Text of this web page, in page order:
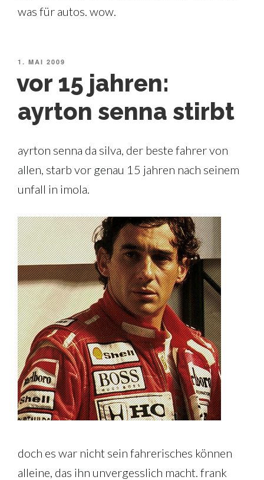
was für autos. wow.
VERÖFFENTLICHT
1. MAI 2009
vor 15 jahren:
ayrton senna stirbt
ayrton senna da silva, der beste fahrer von
allen, starb vor genau 15 jahren nach seinem
unfall in imola.
doch es war nicht sein fahrerisches können
alleine, das ihn unvergesslich macht. frank